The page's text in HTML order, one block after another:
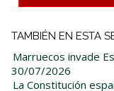
TAMBIÉN EN ESTA
Marruecos invade
30/07/2026
La Constitución